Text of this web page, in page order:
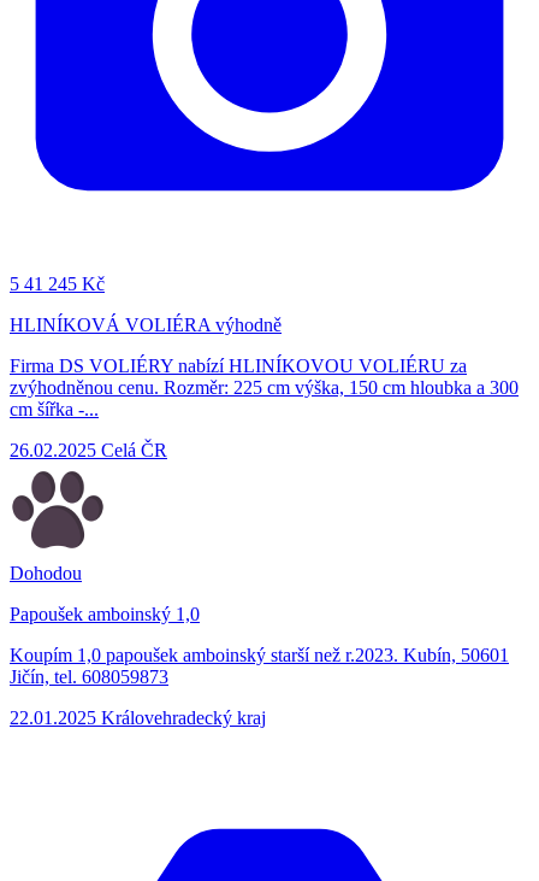
5 41 245 Kč
HLINÍKOVÁ VOLIÉRA výhodně
Firma DS VOLIÉRY nabízí HLINÍKOVOU VOLIÉRU za
zvýhodněnou cenu. Rozměr: 225 cm výška, 150 cm hloubka a 300
cm šířka -...
26.02.2025 Celá ČR
Dohodou
Papoušek amboinský 1,0
Koupím 1,0 papoušek amboinský starší než r.2023. Kubín, 50601
Jičín, tel. 608059873
22.01.2025 Královehradecký kraj